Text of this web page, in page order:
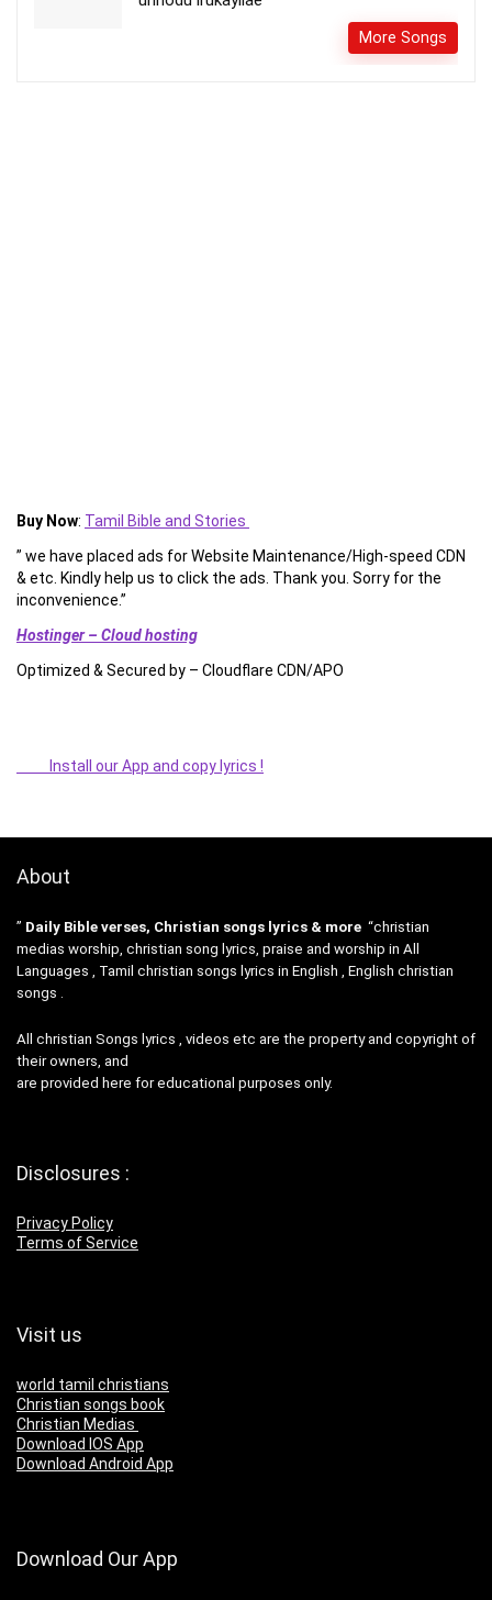
More Songs
Buy Now: Tamil Bible and Stories
” we have placed ads for Website Maintenance/High-speed CDN
& etc. Kindly help us to click the ads. Thank you. Sorry for the
inconvenience.”
Hostinger – Cloud hosting
Optimized & Secured by – Cloudflare CDN/APO
Install our App and copy lyrics !
About
” Daily Bible verses, Christian songs lyrics & more “christian
medias worship, christian song lyrics, praise and worship in All
Languages , Tamil christian songs lyrics in English , English christian
songs .
All christian Songs lyrics , videos etc are the property and copyright of
their owners, and
are provided here for educational purposes only.
Disclosures :
Privacy Policy
Terms of Service
Visit us
world tamil christians
Christian songs book
Christian Medias
Download IOS App
Download Android App
Download Our App